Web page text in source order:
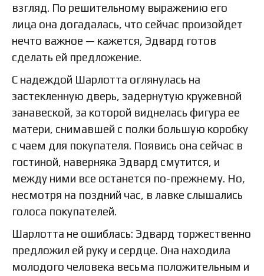
взгляд. По решительному выражению его
лица она догадалась, что сейчас произойдет
нечто важное — кажется, Эдвард готов
сделать ей предложение.
С надеждой Шарлотта оглянулась на
застекленную дверь, задернутую кружевной
занавеской, за которой виднелась фигура ее
матери, снимавшей с полки большую коробку
с чаем для покупателя. Появись она сейчас в
гостиной, наверняка Эдвард смутится, и
между ними все останется по-прежнему. Но,
несмотря на поздний час, в лавке слышались
голоса покупателей.
Шарлотта не ошиблась: Эдвард торжественно
предложил ей руку и сердце. Она находила
молодого человека весьма положительным и